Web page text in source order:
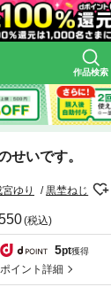
作品検索
せいです。
宮ゆり 黒埜ねじ
(税込)
5pt獲得
ポイント詳細